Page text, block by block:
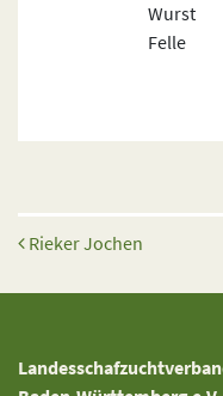
Wurst
Felle
Beitrags-
Rieker Jochen